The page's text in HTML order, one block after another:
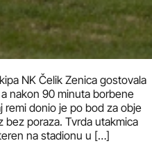
NK Čelik Zenica gostovala
nakon 90 minuta borbene
remi donio je po bod za obje
bez poraza. Tvrda utakmica
na stadionu u […]